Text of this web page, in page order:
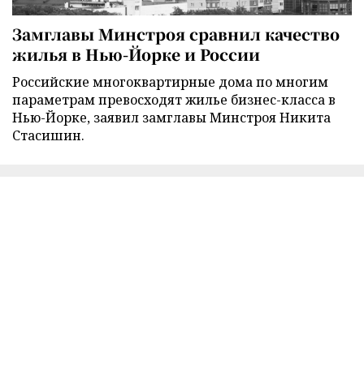
Замглавы Минстроя сравнил качество
жилья в Нью-Йорке и России
Российские многоквартирные дома по многим
параметрам превосходят жилье бизнес-класса в
Нью-Йорке, заявил замглавы Минстроя Никита
Стасишин.